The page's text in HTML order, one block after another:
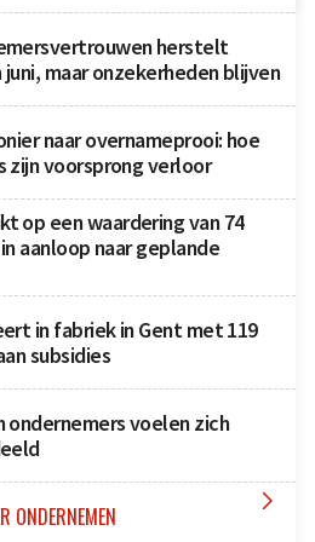
herstelt
maar onzekerheden blijven
naar overnameprooi: hoe
zijn voorsprong verloor
op een waardering van 74
aanloop naar geplande
in fabriek in Gent met 119
subsidies
ondernemers voelen zich
ONDERNEMEN 